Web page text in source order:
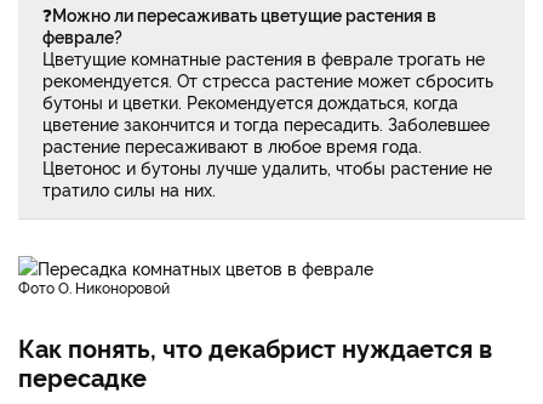
❓Можно ли пересаживать цветущие растения в
феврале?
Цветущие комнатные растения в феврале трогать не
рекомендуется. От стресса растение может сбросить
бутоны и цветки. Рекомендуется дождаться, когда
цветение закончится и тогда пересадить. Заболевшее
растение пересаживают в любое время года.
Цветонос и бутоны лучше удалить, чтобы растение не
тратило силы на них.
фото О. Никоноровой
Как понять, что декабрист нуждается в
пересадке